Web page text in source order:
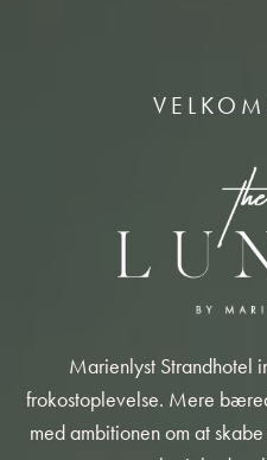
Marienlyst Strandhotel
frokostoplevelse. Mere
med ambitionen om at